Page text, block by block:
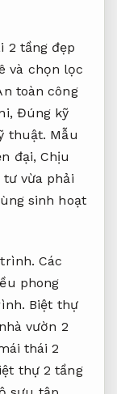
2 tầng đẹp
và chọn lọc
toàn công
Đúng kỹ
thuật. Mẫu
đại,Chịu
vừa phải
sinh hoạt
Các
phong
Biệt thự
vườn 2
thái 2
thự 2 tầng